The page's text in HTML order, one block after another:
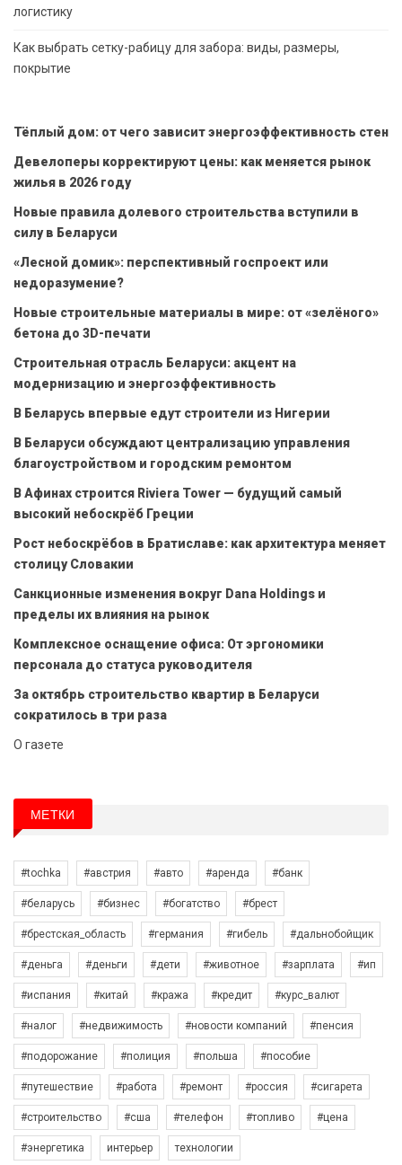
логистику
Как выбрать сетку-рабицу для забора: виды, размеры,
покрытие
Тёплый дом: от чего зависит энергоэффективность стен
Девелоперы корректируют цены: как меняется рынок
жилья в 2026 году
Новые правила долевого строительства вступили в
силу в Беларуси
«Лесной домик»: перспективный госпроект или
недоразумение?
Новые строительные материалы в мире: от «зелёного»
бетона до 3D-печати
Строительная отрасль Беларуси: акцент на
модернизацию и энергоэффективность
В Беларусь впервые едут строители из Нигерии
В Беларуси обсуждают централизацию управления
благоустройством и городским ремонтом
В Афинах строится Riviera Tower — будущий самый
высокий небоскрёб Греции
Рост небоскрёбов в Братиславе: как архитектура меняет
столицу Словакии
Санкционные изменения вокруг Dana Holdings и
пределы их влияния на рынок
Комплексное оснащение офиса: От эргономики
персонала до статуса руководителя
За октябрь строительство квартир в Беларуси
сократилось в три раза
О газете
МЕТКИ
#tochka #австрия #авто #аренда #банк
#беларусь #бизнес #богатство #брест
#брестская_область #германия #гибель #дальнобойщик
#деньга #деньги #дети #животное #зарплата #ип
#испания #китай #кража #кредит #курс_валют
#налог #недвижимость #новости компаний #пенсия
#подорожание #полиция #польша #пособие
#путешествие #работа #ремонт #россия #сигарета
#строительство #сша #телефон #топливо #цена
#энергетика интерьер технологии